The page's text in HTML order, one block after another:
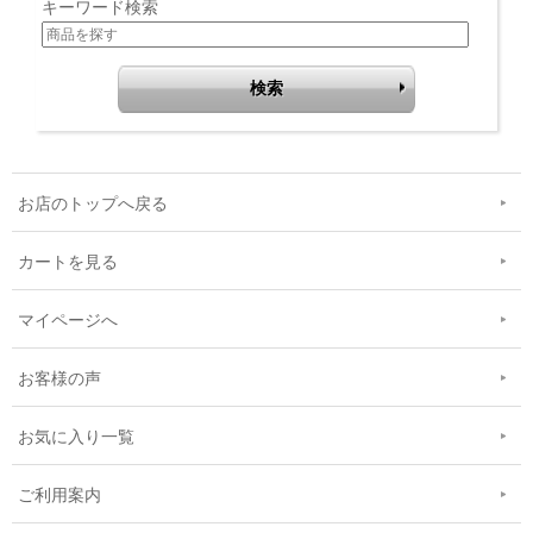
キーワード検索
お店のトップへ戻る
カートを見る
マイページへ
お客様の声
お気に入り一覧
ご利用案内